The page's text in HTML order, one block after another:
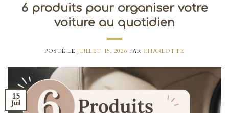
6 produits pour organiser votre
voiture au quotidien
POSTÉ LEJUILLET 15, 2026 PAR CHARLOTTE
15
Juil